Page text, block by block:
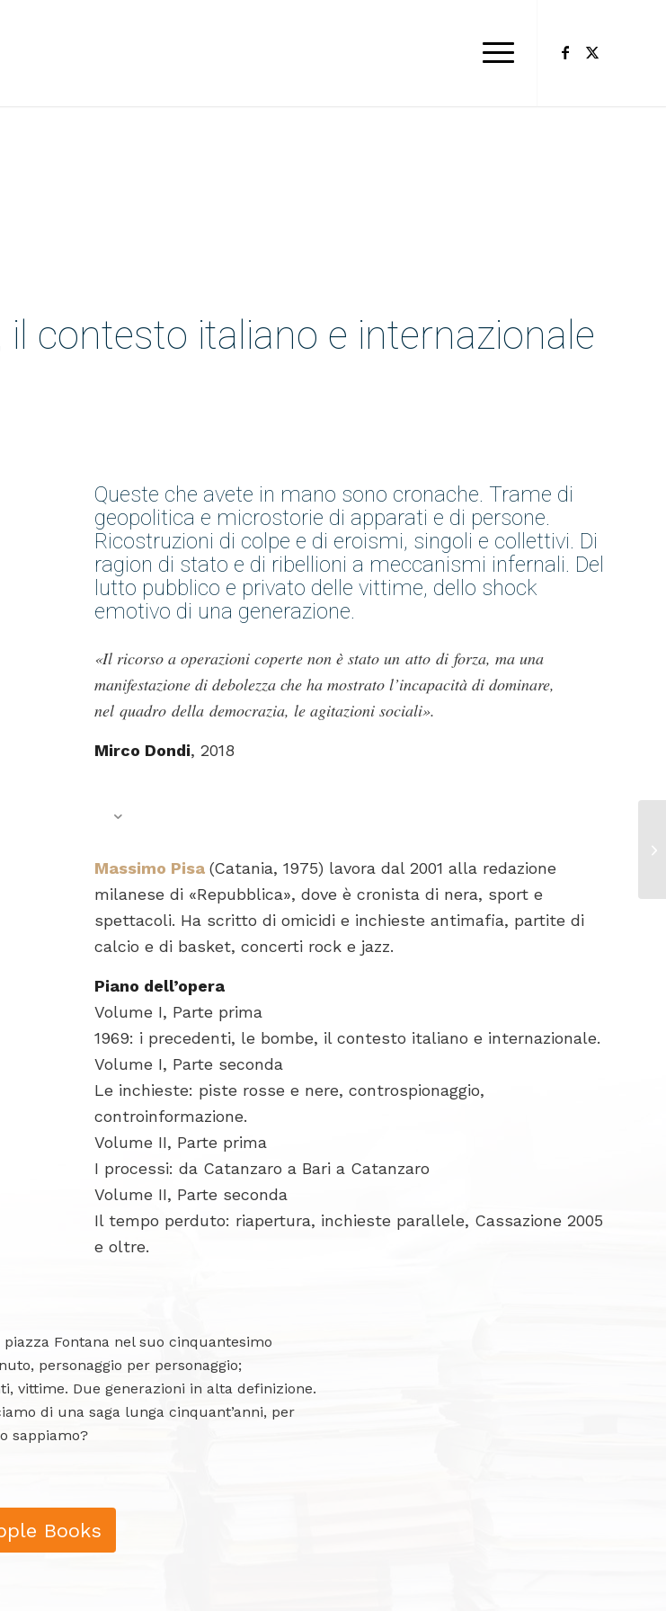
contesto italiano e internazionale
Queste che avete in mano sono cronache. Trame di
geopolitica e microstorie di apparati e di persone.
Ricostruzioni di colpe e di eroismi, singoli e collettivi. Di
ragion di stato e di ribellioni a meccanismi infernali. Del
lutto pubblico e privato delle vittime, dello shock
emotivo di una generazione.
«Il ricorso a operazioni coperte non è stato un atto di forza, ma una
manifestazione di debolezza che ha mostrato l’incapacità di dominare,
nel quadro della democrazia, le agitazioni sociali».
Mirco Dondi, 2018
Massimo Pisa(Catania, 1975) lavora dal 2001 alla redazione
milanese di «Repubblica», dove è cronista di nera, sport e
spettacoli. Ha scritto di omicidi e inchieste antimafia, partite di
calcio e di basket, concerti rock e jazz.
Piano dell’opera
Volume I, Parte prima
1969: i precedenti, le bombe, il contesto italiano e internazionale.
Volume I, Parte seconda
Le inchieste: piste rosse e nere, controspionaggio,
controinformazione.
Volume II, Parte prima
I processi: da Catanzaro a Bari a Catanzaro
Volume II, Parte seconda
Il tempo perduto: riapertura, inchieste parallele, Cassazione 2005
e oltre.
Fontana nel suo cinquantesimo
personaggio per personaggio;
vittime. Due generazioni in alta definizione.
di una saga lunga cinquant’anni, per
sappiamo?
Books
in ogni momento.
massimo 1 email al mese.